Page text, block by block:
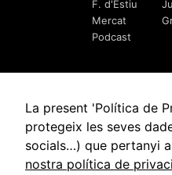
F. d'Estiu
Mercat
Podcast
© 2010 - 2026
La present 'Política de
protegeix les seves
socials…) que pertanyi
nostra política de